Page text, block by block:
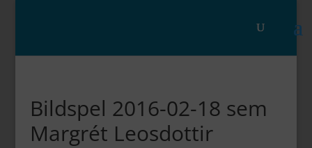
Bildspel 2016-02-18 sem
Margrét Leosdottir